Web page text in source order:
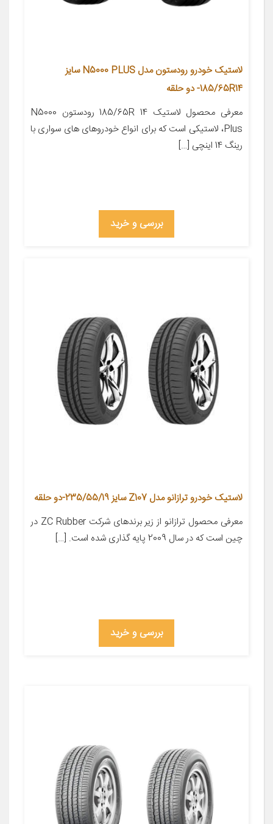
لاستیک خودرو رودستون مدل N5000 PLUS سایز
185/65R14- دو حلقه
معرفی محصول لاستیک 185/65R 14 رودستون N5000
Plus، لاستیکی است که برای انواع خودروهای های سواری با
رینگ 14 اینچی […]
بررسی و خرید
لاستیک خودرو ترازانو مدل Z107 سایز 235/55/19-دو حلقه
معرفی محصول ترازانو از زیر برندهای شرکت ZC Rubber در
چین است که در سال 2009 پایه گذاری شده است. […]
بررسی و خرید